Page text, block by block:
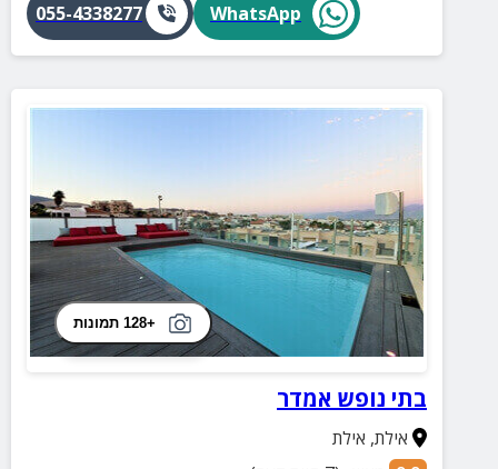
WhatsApp
055-4338277
+128 תמונות
בתי נופש אמדר
אילת, אילת